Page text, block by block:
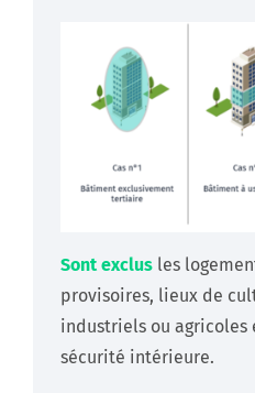
Sont exclus les
provisoires, lieux de
industriels ou agricoles
sécurité intérieure.​